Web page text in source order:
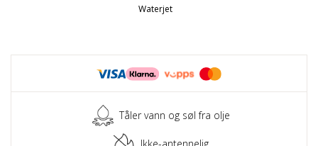
Waterjet
Tåler vann og søl fra olje